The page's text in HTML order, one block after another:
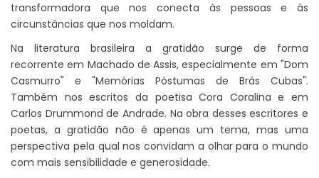
transformadora que nos conecta às pessoas e às
circunstâncias que nos moldam.
Na literatura brasileira a gratidão surge de forma
recorrente em Machado de Assis, especialmente em "Dom
Casmurro" e "Memórias Póstumas de Brás Cubas".
Também nos escritos da poetisa Cora Coralina e em
Carlos Drummond de Andrade. Na obra desses escritores e
poetas, a gratidão não é apenas um tema, mas uma
perspectiva pela qual nos convidam a olhar para o mundo
com mais sensibilidade e generosidade.